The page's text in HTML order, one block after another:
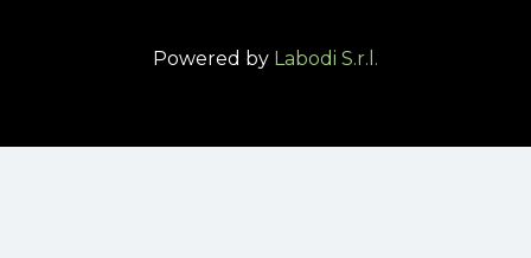
Powered by Labodi S.r.l.